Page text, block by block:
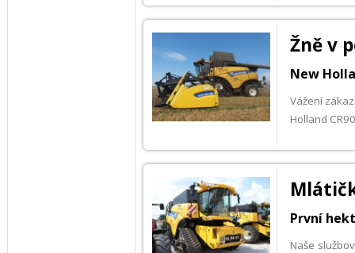
Žně v
New
Vážení
Holland
První
Naše